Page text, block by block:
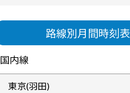
路線別月間時刻表
国内線
東京(羽田)